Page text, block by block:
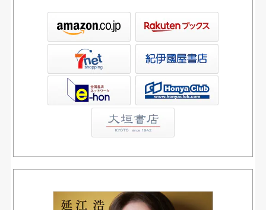
書店ウェブストア